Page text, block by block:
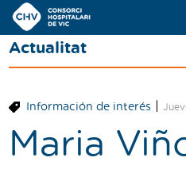
Navegación
principal
Actualidad
Oferta de plazas
Actualitat
Información de interés|
Maria